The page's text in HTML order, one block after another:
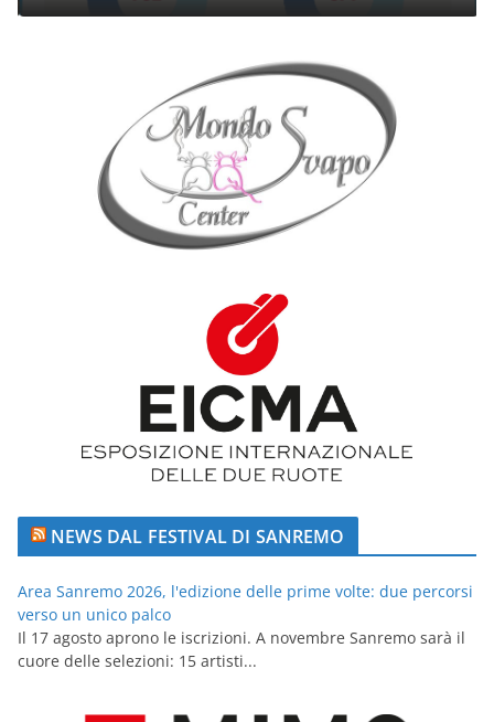
NEWS DAL FESTIVAL DI SANREMO
Area Sanremo 2026, l'edizione delle prime volte: due percorsi
verso un unico palco
Il 17 agosto aprono le iscrizioni. A novembre Sanremo sarà il
cuore delle selezioni: 15 artisti...